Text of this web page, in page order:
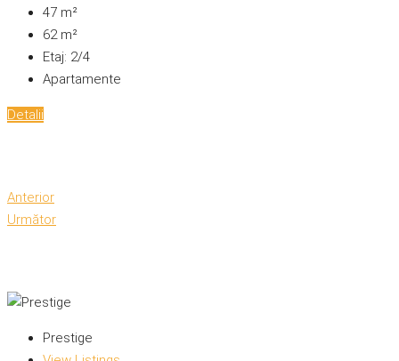
47 m²
62m²
Etaj: 2/4
Apartamente
Detalii
Anterior
Următor
Prestige